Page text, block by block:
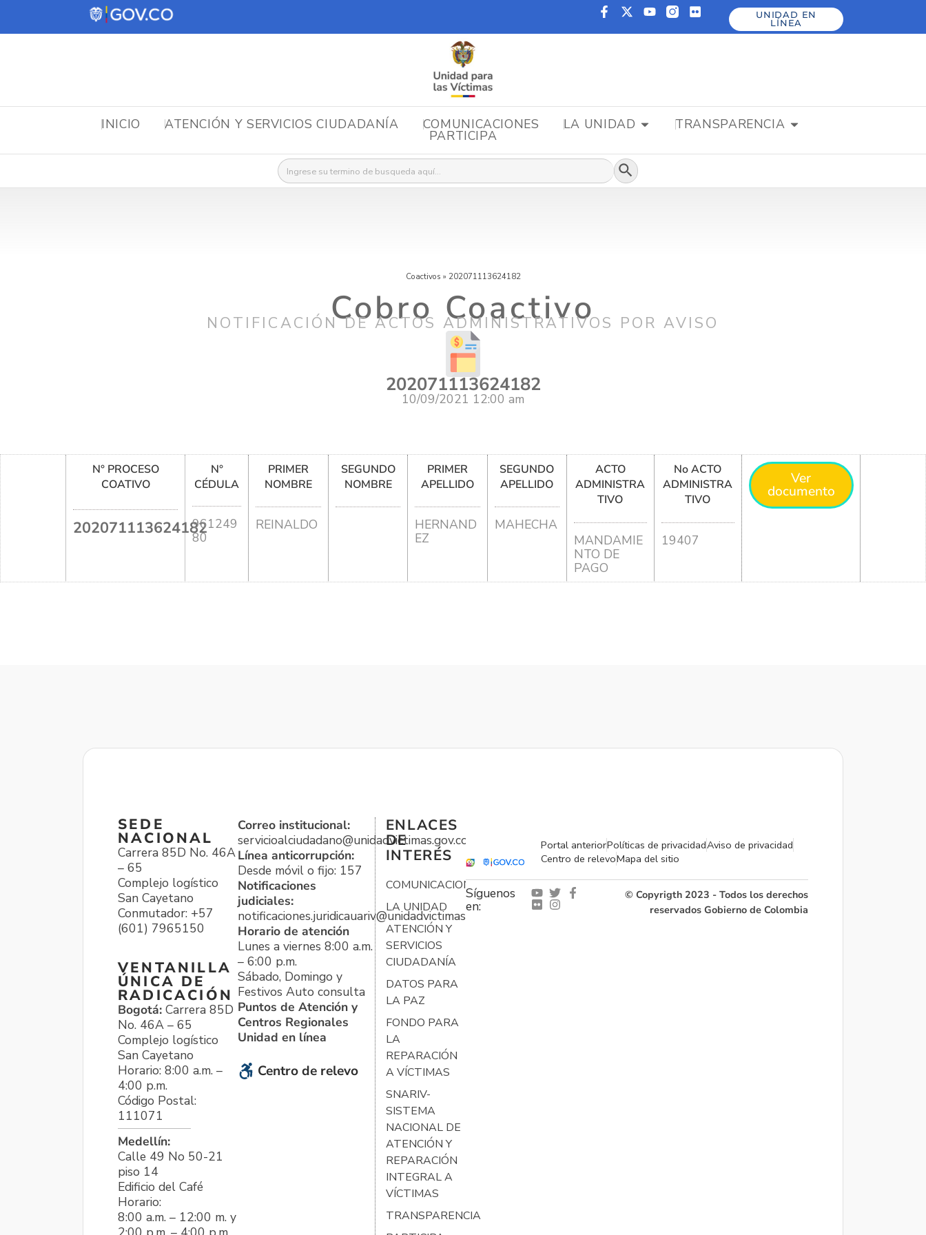
UNIDAD EN
LÍNEA
INICIO ATENCIÓN Y SERVICIOS CIUDADANÍA COMUNICACIONES LA UNIDAD TRANSPARENCIA
PARTICIPA
Buscar: Botón de búsqueda
Coactivos » 202071113624182
Cobro Coactivo
NOTIFICACIÓN DE ACTOS ADMINISTRATIVOS POR AVISO
202071113624182
10/09/2021 12:00 am
N° PROCESO
COATIVO
202071113624182
N°
CÉDULA
961249
80
PRIMER
NOMBRE
REINALDO
SEGUNDO
NOMBRE
PRIMER
APELLIDO
HERNAND
EZ
SEGUNDO
APELLIDO
MAHECHA
ACTO
ADMINISTRA
TIVO
MANDAMIE
NTO DE
PAGO
No ACTO
ADMINISTRA
TIVO
19407
Ver
documento
SEDE
NACIONAL
Carrera 85D No. 46A
– 65
Complejo logístico
San Cayetano
Conmutador: +57
(601) 7965150
VENTANILLA
ÚNICA DE
RADICACIÓN
Bogotá: Carrera 85D
No. 46A – 65
Complejo logístico
San Cayetano
Horario: 8:00 a.m. –
4:00 p.m.
Código Postal:
111071
Medellín:
Calle 49 No 50-21
piso 14
Edificio del Café
Horario:
8:00 a.m. – 12:00 m. y
Correo institucional:
servicioalciudadano@unidadvictimas.gov.co
Línea anticorrupción:
Desde móvil o fijo: 157
Notificaciones
judiciales:
notificaciones.juridicauariv@unidadvictimas.gov.co
Horario de atención
Lunes a viernes 8:00 a.m.
– 6:00 p.m.
Sábado, Domingo y
Festivos Auto consulta
Puntos de Atención y
Centros Regionales
Unidad en línea
Centro de relevo
ENLACES
DE
INTERÉS
COMUNICACIONES
LA UNIDAD
ATENCIÓN Y
SERVICIOS
CIUDADANÍA
DATOS PARA
LA PAZ
FONDO PARA
LA
REPARACIÓN
A VÍCTIMAS
SNARIV-
SISTEMA
NACIONAL DE
ATENCIÓN Y
REPARACIÓN
INTEGRAL A
VÍCTIMAS
TRANSPARENCIA
Portal anteriorPolíticas de privacidadAviso de privacidad
Centro de relevoMapa del sitio
Síguenos
en:
© Copyrigth 2023 - Todos los derechos
reservados Gobierno de Colombia